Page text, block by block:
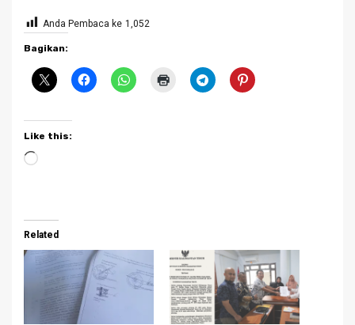
Anda Pembaca ke 1,052
Bagikan:
Like this:
Loading…
Related